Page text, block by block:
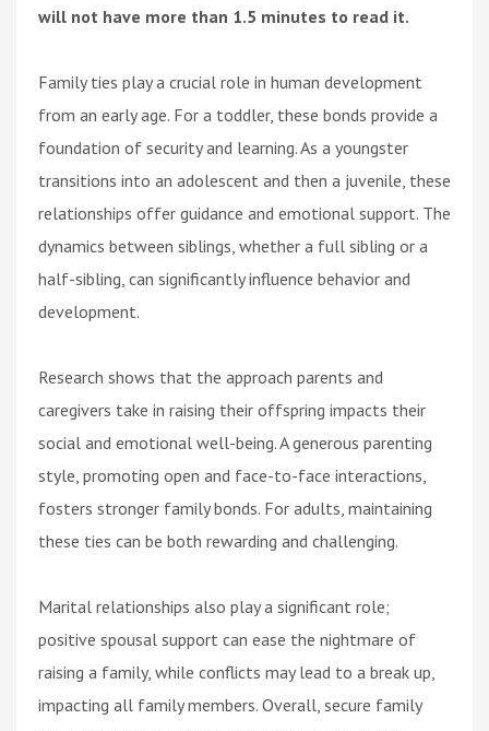
will not have more than 1.5 minutes to read it.
Family ties play a crucial role in human development
from an early age. For a toddler, these bonds provide a
foundation of security and learning. As a youngster
transitions into an adolescent and then a juvenile, these
relationships offer guidance and emotional support. The
dynamics between siblings, whether a full sibling or a
half-sibling, can significantly influence behavior and
development.
Research shows that the approach parents and
caregivers take in raising their offspring impacts their
social and emotional well-being. A generous parenting
style, promoting open and face-to-face interactions,
fosters stronger family bonds. For adults, maintaining
these ties can be both rewarding and challenging.
Marital relationships also play a significant role;
positive spousal support can ease the nightmare of
raising a family, while conflicts may lead to a break up,
impacting all family members. Overall, secure family